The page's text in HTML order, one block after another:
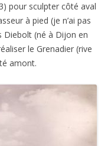
pour sculpter côté aval
à pied (je n’ai pas
Diebolt (né à Dijon en
le Grenadier (rive
amont.